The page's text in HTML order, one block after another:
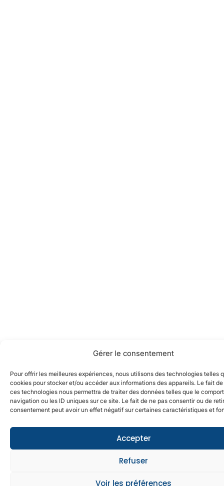
Gérer le consentement
Pour offrir les meilleures expériences, nous utilisons des technologies telles
cookies pour stocker et/ou accéder aux informations des appareils. Le fait
ces technologies nous permettra de traiter des données telles que le
navigation ou les ID uniques sur ce site. Le fait de ne pas consentir ou de
consentement peut avoir un effet négatif sur certaines caractéristiques et
Accepter
Refuser
Voir les préférences